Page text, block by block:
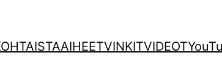
AIHEETVINKITVIDEOT